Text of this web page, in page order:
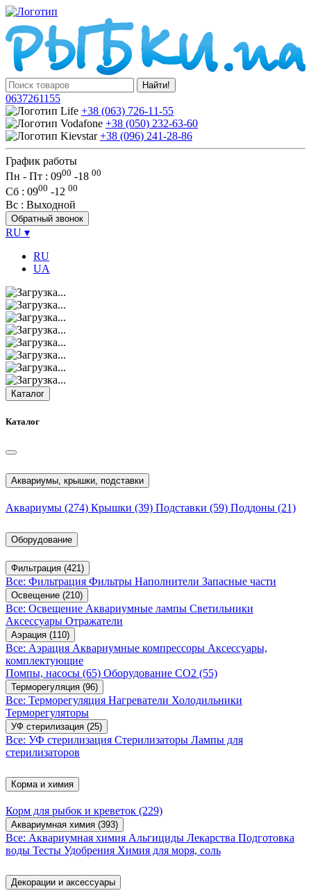
Найти!
0637261155
+38 (063) 726-11-55
+38 (050) 232-63-60
+38 (096) 241-28-86
График работы
Пн - Пт : 0900 -18 00
Сб : 0900 -12 00
Вс : Выходной
Обратный звонок
RU ▾
RU
UA
Каталог
Каталог
Аквариумы, крышки, подставки
Аквариумы (274) Крышки (39) Подставки (59) Поддоны (21)
Оборудование
Фильтрация (421)
Все: Фильтрация Фильтры Наполнители Запасные части
Освещение (210)
Все: Освещение Аквариумные лампы Светильники
Аксессуары Отражатели
Аэрация (110)
Все: Аэрация Аквариумные компрессоры Аксессуары,
комплектующие
Помпы, насосы (65) Оборудование CO2 (55)
Терморегуляция (96)
Все: Терморегуляция Нагреватели Холодильники
Терморегуляторы
УФ стерилизация (25)
Все: УФ стерилизация Стерилизаторы Лампы для
стерилизаторов
Корма и химия
Корм для рыбок и креветок (229)
Аквариумная химия (393)
Все: Аквариумная химия Альгициды Лекарства Подготовка
воды Тесты Удобрения Химия для моря, соль
Декорации и аксессуары